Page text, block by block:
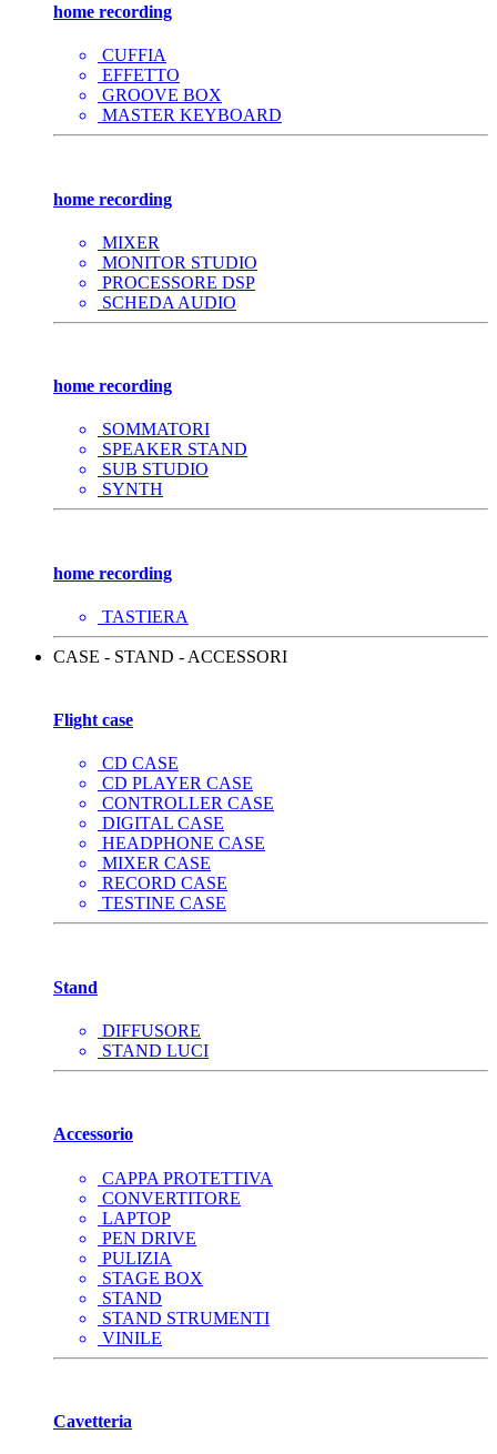
home recording
CUFFIA
EFFETTO
GROOVE BOX
MASTER KEYBOARD
home recording
MIXER
MONITOR STUDIO
PROCESSORE DSP
SCHEDA AUDIO
home recording
SOMMATORI
SPEAKER STAND
SUB STUDIO
SYNTH
home recording
TASTIERA
CASE - STAND - ACCESSORI
Flight case
CD CASE
CD PLAYER CASE
CONTROLLER CASE
DIGITAL CASE
HEADPHONE CASE
MIXER CASE
RECORD CASE
TESTINE CASE
Stand
DIFFUSORE
STAND LUCI
Accessorio
CAPPA PROTETTIVA
CONVERTITORE
LAPTOP
PEN DRIVE
PULIZIA
STAGE BOX
STAND
STAND STRUMENTI
VINILE
Cavetteria